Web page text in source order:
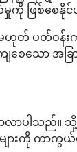
မှုကို ဖြစ်စေနို
ဟုတ် ပတ်ဝန်
ာ အခြား
ာပါသည်
ကို ကာကွယ်ပေ